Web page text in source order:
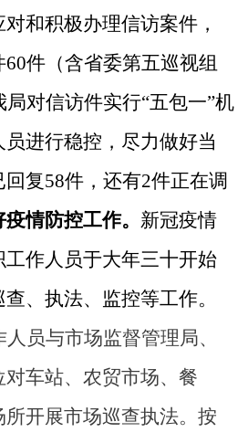
和积极办理信访案件，
60件（含省委第五巡视组
对信访件实行“五包一”机
进行稳控，尽力做好当
复58件，还有2件正在调
疫情防控工作。 新冠疫情
作人员于大年三十开始
、执法、监控等工作。
人员与市场监督管理局、
对车站、农贸市场、餐
所开展市场巡查执法。 按